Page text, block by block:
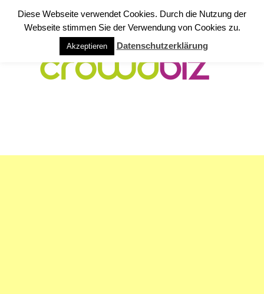
Diese Webseite verwendet Cookies. Durch die Nutzung der
Webseite stimmen Sie der Verwendung von Cookies zu.
Akzeptieren Datenschutzerklärung